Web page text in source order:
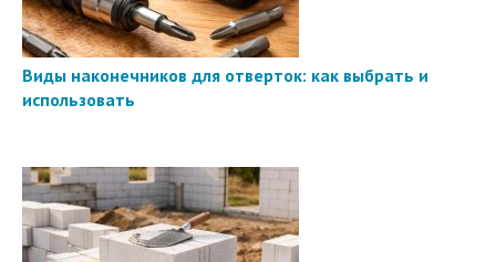
Виды наконечников для отверток: как выбрать и
использовать